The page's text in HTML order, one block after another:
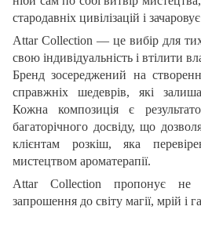
стародавніх цивілізацій і
Attar Collection — це вибір для
свою індивідуальність і втілити
Бренд зосереджений на
справжніх шедеврів, які
Кожна композиція є
багаторічного досвіду, що
клієнтам розкіш, яка
мистецтвом ароматерапії.
Attar Collection пропонує не
запрошення до світу магії, мрій і